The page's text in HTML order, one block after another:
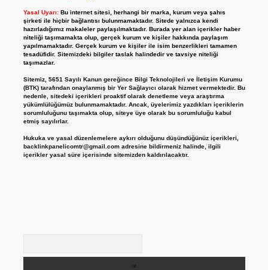
Yasal Uyarı: Bu internet sitesi, herhangi bir marka, kurum veya şahıs
şirketi ile hiçbir bağlantısı bulunmamaktadır. Sitede yalnızca kendi
hazırladığımız makaleler paylaşılmaktadır. Burada yer alan içerikler haber
niteliği taşımamakta olup, gerçek kurum ve kişiler hakkında paylaşım
yapılmamaktadır. Gerçek kurum ve kişiler ile isim benzerlikleri tamamen
tesadüfidir. Sitemizdeki bilgiler taslak halindedir ve tavsiye niteliği
taşımazlar.
Sitemiz, 5651 Sayılı Kanun gereğince Bilgi Teknolojileri ve İletişim Kurumu
(BTK) tarafından onaylanmış bir Yer Sağlayıcı olarak hizmet vermektedir. Bu
nedenle, sitedeki içerikleri proaktif olarak denetleme veya araştırma
yükümlülüğümüz bulunmamaktadır. Ancak, üyelerimiz yazdıkları içeriklerin
sorumluluğunu taşımakta olup, siteye üye olarak bu sorumluluğu kabul
etmiş sayılırlar.
Hukuka ve yasal düzenlemelere aykırı olduğunu düşündüğünüz içerikleri,
backlinkpanelicomtr@gmail.comadresine bildirmeniz halinde, ilgili
içerikler yasal süre içerisinde sitemizden kaldırılacaktır.